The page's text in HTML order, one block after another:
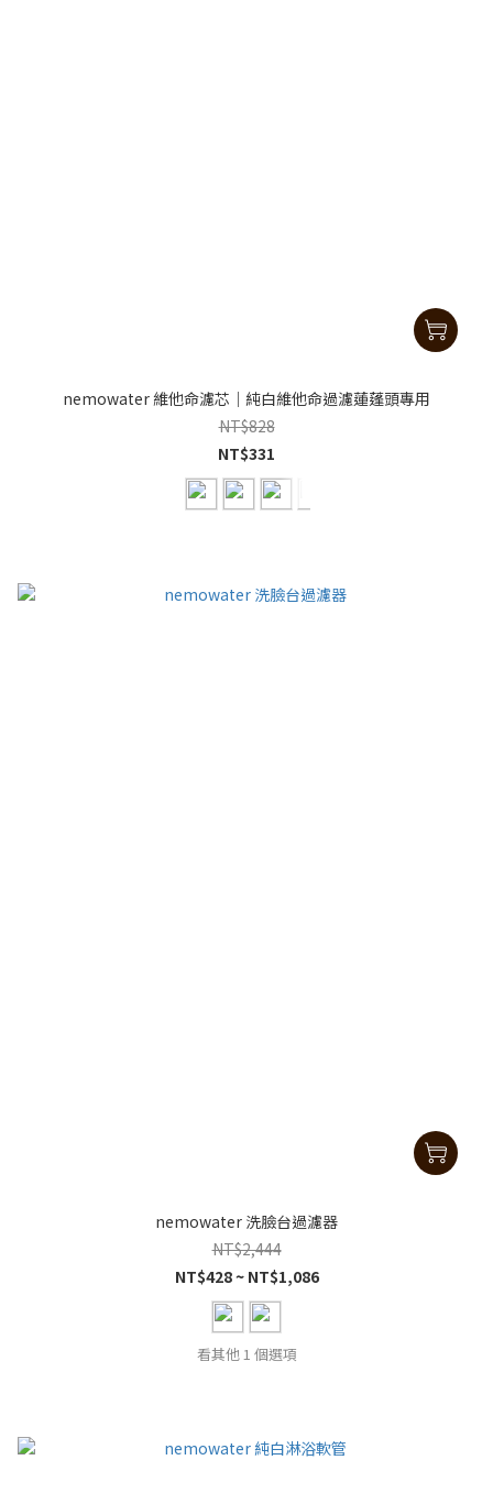
nemowater 維他命濾芯｜純白維他命過濾蓮蓬頭專用
NT$828
NT$331
nemowater 洗臉台過濾器
NT$2,444
NT$428 ~ NT$1,086
看其他 1 個選項